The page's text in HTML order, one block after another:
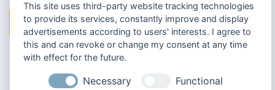
Vérifier le montage
This site uses third-party website tracking technologies
to provide its services, constantly improve and display
advertisements according to users' interests. I agree to
this and can revoke or change my consent at any time
with effect for the future.
Necessary
Functional